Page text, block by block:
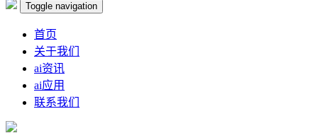
Toggle navigation
首页
关于我们
ai资讯
ai应用
联系我们